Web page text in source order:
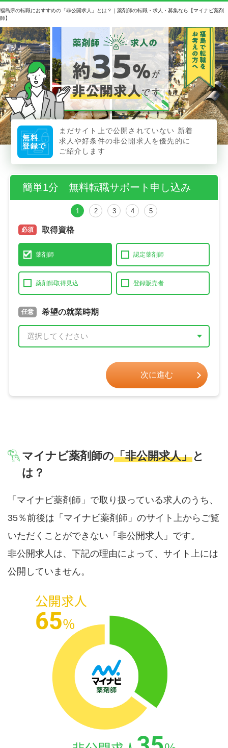
福島県の転職におすすめの「非公開求人」とは？｜薬剤師の転職・求人・募集なら【マイナビ薬剤
師】
簡単1分 無料転職サポート申し込み
1 2 3 4 5
必須 取得資格
薬剤師 認定薬剤師
薬剤師取得見込 登録販売者
必須 取得予定年
年 3月
任意 希望の就業時期
次に進む
無料
登録で
まだサイト上で公開されていない 新着
求人や好条件の非公開求人を優先的に
ご紹介します
マイナビ薬剤師の「非公開求人」と
は？
「マイナビ薬剤師」で取り扱っている求人のうち、
35％前後は「マイナビ薬剤師」のサイト上からご覧
いただくことができない「非公開求人」です。
非公開求人は、下記の理由によって、サイト上には
公開していません。